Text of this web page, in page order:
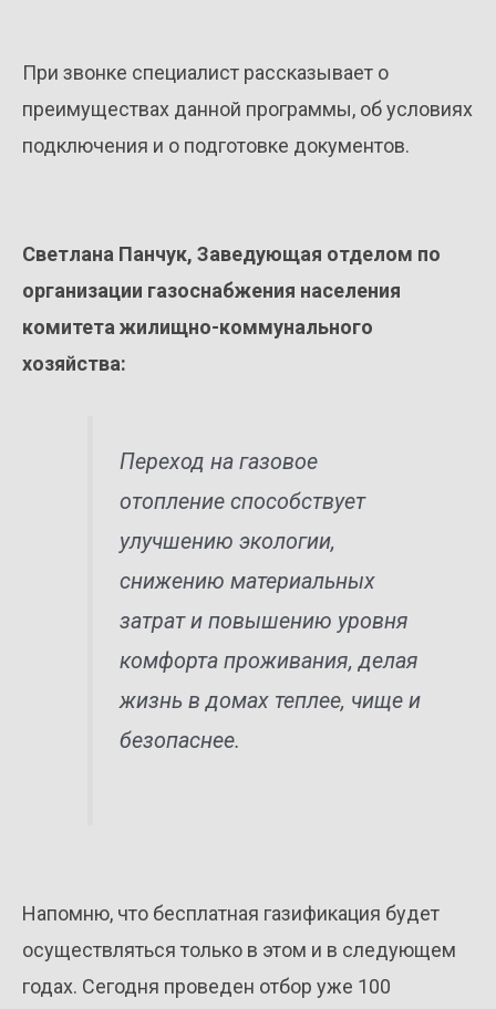
При звонке специалист рассказывает о
преимуществах данной программы, об условиях
подключения и о подготовке документов.
Светлана Панчук, Заведующая отделом по
организации газоснабжения населения
комитета жилищно-коммунального
хозяйства:
Переход на газовое
отопление способствует
улучшению экологии,
снижению материальных
затрат и повышению уровня
комфорта проживания, делая
жизнь в домах теплее, чище и
безопаснее.
Напомню, что бесплатная газификация будет
осуществляться только в этом и в следующем
годах. Сегодня проведен отбор уже 100